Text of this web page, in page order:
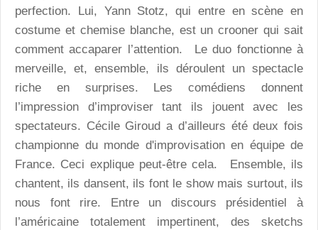
perfection. Lui, Yann Stotz, qui entre en scène en
costume et chemise blanche, est un crooner qui sait
comment accaparer l’attention. Le duo fonctionne à
merveille, et, ensemble, ils déroulent un spectacle
riche en surprises. Les comédiens donnent
l’impression d’improviser tant ils jouent avec les
spectateurs. Cécile Giroud a d’ailleurs été deux fois
championne du monde d'improvisation en équipe de
France. Ceci explique peut-être cela. Ensemble, ils
chantent, ils dansent, ils font le show mais surtout, ils
nous font rire. Entre un discours présidentiel à
l’américaine totalement impertinent, des sketchs